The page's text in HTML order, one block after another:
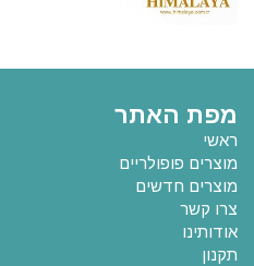
מפת האתר
ראשי
מוצרים פופולריים
מוצרים חדשים
צרו קשר
אודותינו
תקנון